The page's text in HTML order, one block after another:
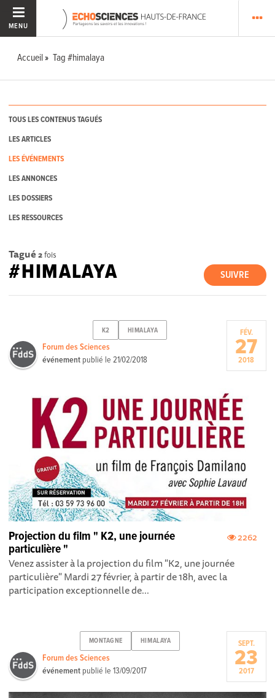
MENU
Accueil Tag #himalaya
TOUS LES CONTENUS TAGUÉS
LES ARTICLES
LES ÉVÉNEMENTS
LES ANNONCES
LES DOSSIERS
LES RESSOURCES
Tagué 2fois
SUIVRE
#HIMALAYA
K2 HIMALAYA
Forum des Sciences
événement publié le21/02/2018
FÉV.
27
2018
2262
Projection du film " K2, une journée
particulière "
Venez assister à la projection du film "K2, une journée
particulière" Mardi 27 février, à partir de 18h, avec la
participation exceptionnelle de...
MONTAGNE HIMALAYA
Forum des Sciences
événement publié le13/09/2017
SEPT.
23
2017